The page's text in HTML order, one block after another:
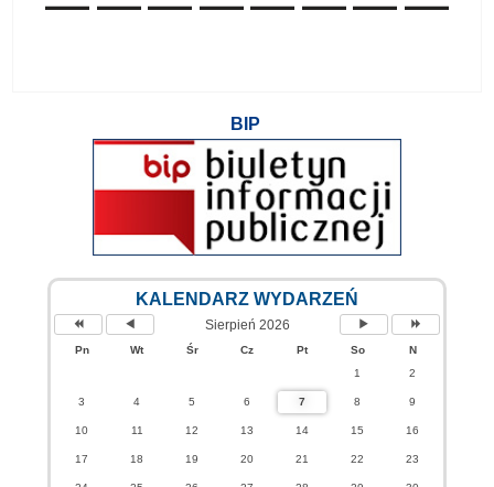
BIP
KALENDARZ WYDARZEŃ
Sierpień 2026
Pn Wt Śr Cz Pt So
N
1
2
3 4 5 6 7 8 9
10 11 12 13 14 15 16
17 18 19 20 21 22 23